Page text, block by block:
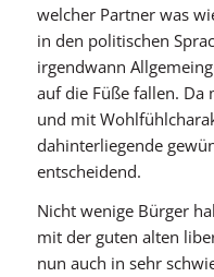
welcher Partner was
in den politischen
irgendwann
auf die Füße fallen. Da
und mit
dahinterliegende
entscheidend.
Nicht wenige Bürger
mit der guten alten
nun auch in sehr